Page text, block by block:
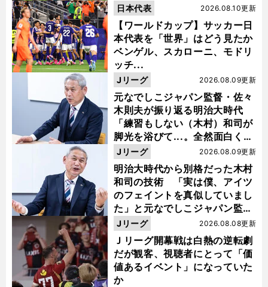
【ワールドカップ】サッカー日
本代表を「世界」はどう見たか
ベンゲル、スカローニ、モドリ
ッチ...
2026.08.10更新
日本代表
元なでしこジャパン監督・佐々
木則夫が振り返る明治大時代
「練習もしない（木村）和司が
脚光を浴びて...。全然面白くな
い４年間でした」
2026.08.09更新
Jリーグ
明治大時代から別格だった木村
和司の技術 「実は僕、アイツ
のフェイントを真似していまし
た」と元なでしこジャパン監
督・佐々木則夫
2026.08.09更新
Jリーグ
Ｊリーグ開幕戦は白熱の逆転劇
だが観客、視聴者にとって「価
値あるイベント」になっていた
か
2026.08.08更新
Jリーグ